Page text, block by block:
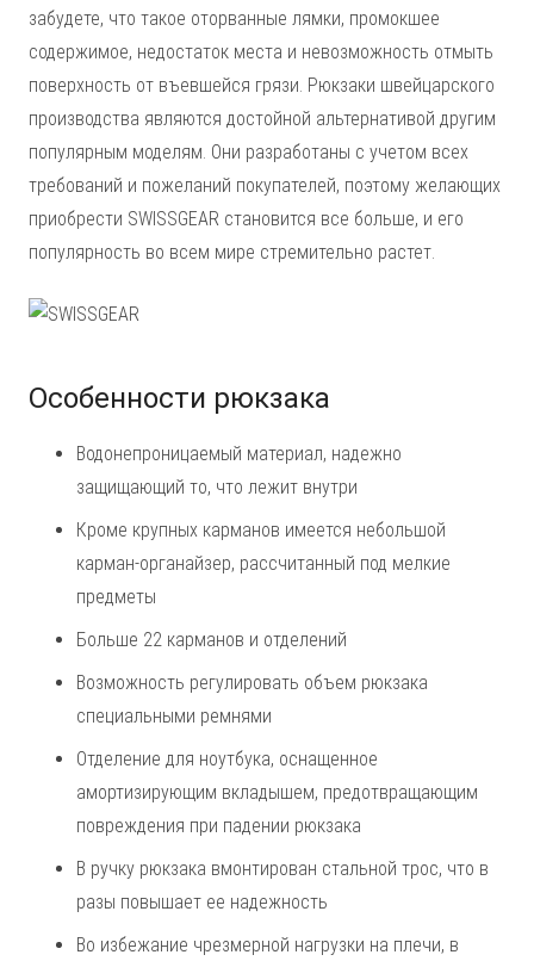
забудете, что такое оторванные лямки, промокшее
содержимое, недостаток места и невозможность отмыть
поверхность от въевшейся грязи. Рюкзаки швейцарского
производства являются достойной альтернативой другим
популярным моделям. Они разработаны с учетом всех
требований и пожеланий покупателей, поэтому желающих
приобрести SWISSGEAR становится все больше, и его
популярность во всем мире стремительно растет.
Особенности рюкзака
Водонепроницаемый материал, надежно
защищающий то, что лежит внутри
Кроме крупных карманов имеется небольшой
карман-органайзер, рассчитанный под мелкие
предметы
Больше 22 карманов и отделений
Возможность регулировать объем рюкзака
специальными ремнями
Отделение для ноутбука, оснащенное
амортизирующим вкладышем, предотвращающим
повреждения при падении рюкзака
В ручку рюкзака вмонтирован стальной трос, что в
разы повышает ее надежность
Во избежание чрезмерной нагрузки на плечи, в